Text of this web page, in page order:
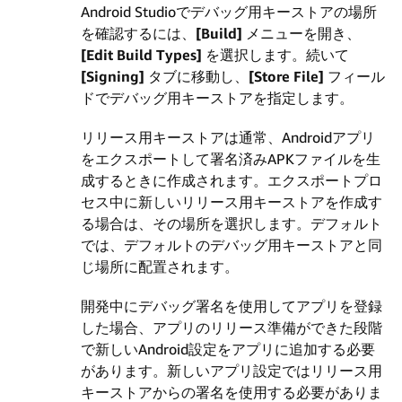
Android Studioでデバッグ用キーストアの場所
を確認するには、 [Build] メニューを開き、
[Edit Build Types] を選択します。続いて
[Signing] タブに移動し、 [Store File] フィール
ドでデバッグ用キーストアを指定します。
リリース用キーストアは通常、Androidアプリ
をエクスポートして署名済みAPKファイルを生
成するときに作成されます。エクスポートプロ
セス中に新しいリリース用キーストアを作成す
る場合は、その場所を選択します。デフォルト
では、デフォルトのデバッグ用キーストアと同
じ場所に配置されます。
開発中にデバッグ署名を使用してアプリを登録
した場合、アプリのリリース準備ができた段階
で新しいAndroid設定をアプリに追加する必要
があります。新しいアプリ設定ではリリース用
キーストアからの署名を使用する必要がありま